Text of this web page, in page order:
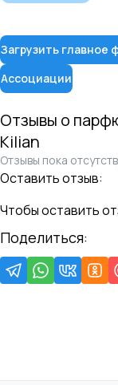
Загрузить главное
Ассоциации
Отзывы о
Kilian
Отзывы пока
Оставить отзыв:
Чтобы оставить
Поделиться: